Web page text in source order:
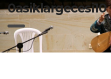
0asiklargecesi10